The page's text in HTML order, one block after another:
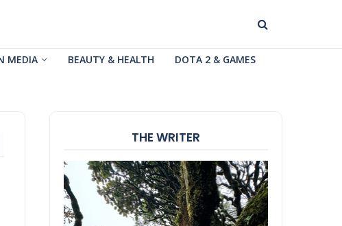
MEDIA BEAUTY & HEALTH DOTA 2 & GAMES
THE WRITER